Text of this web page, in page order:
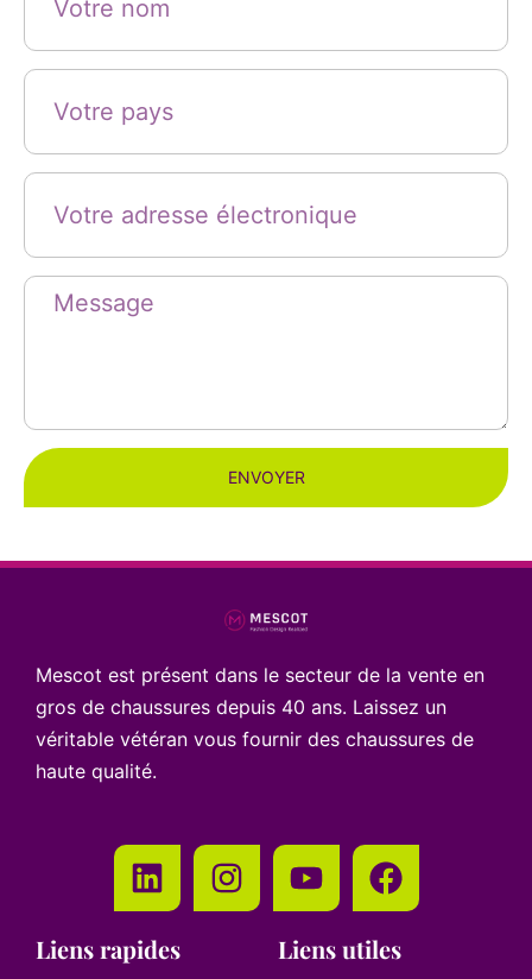
ENVOYER
Mescot est présent dans le secteur de la vente en
gros de chaussures depuis 40 ans. Laissez un
véritable vétéran vous fournir des chaussures de
haute qualité.
Liens rapides Liens utiles